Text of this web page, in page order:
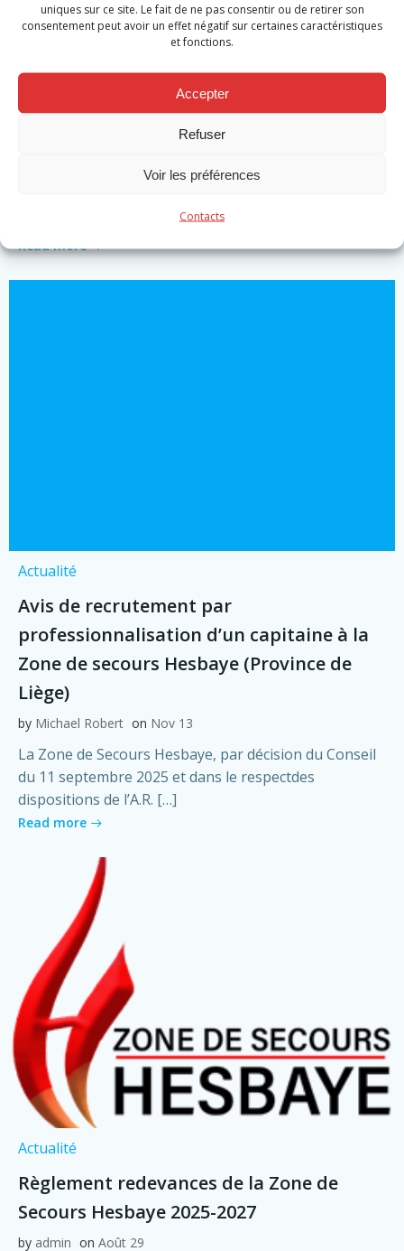
uniques sur ce site. Le fait de ne pas consentir ou de retirer son
consentement peut avoir un effet négatif sur certaines caractéristiques
et fonctions.
Accepter
Refuser
Voir les préférences
Contacts
Actualité
professionnels
Nov 19
Read more
Actualité
Avis de recrutement par
professionnalisation d’un capitaine à la
Zone de secours Hesbaye (Province de
Liège)
by Michael Robert on Nov 13
La Zone de Secours Hesbaye, par décision du Conseil
du 11 septembre 2025 et dans le respectdes
dispositions de l’A.R. […]
Read more
Actualité
Règlement redevances de la Zone de
Secours Hesbaye 2025-2027
by admin on Août 29